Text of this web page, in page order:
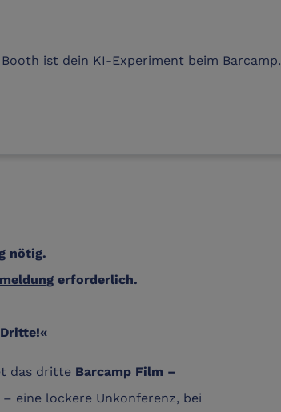
ist dein KI-Experiment beim Barcamp.
nötig.
erforderlich.
das dritte Barcamp Film –
eine lockere Unkonferenz, bei